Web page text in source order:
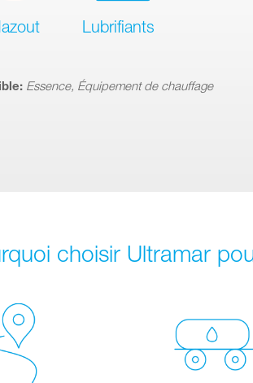
Lubrifiants
Essence, Équipement de chauffage
choisir Ultramar